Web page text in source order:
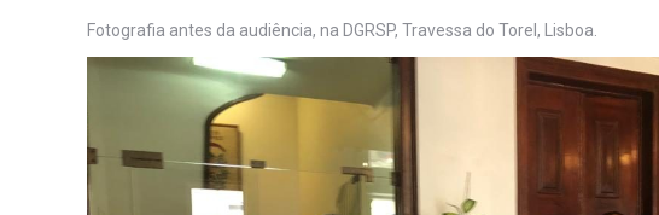
Fotografia antes da audiência, na DGRSP, Travessa do Torel, Lisboa.